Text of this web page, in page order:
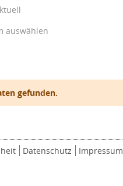
auswählen
gefunden.
Datenschutz Impressum